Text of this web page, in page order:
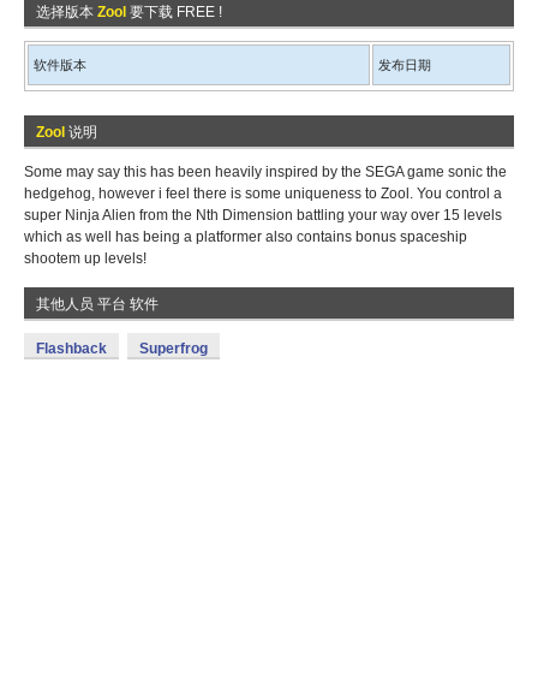
选择版本 Zool 要下载 FREE !
软件版本 发布日期
Zool 说明
Some may say this has been heavily inspired by the SEGA game sonic the
hedgehog, however i feel there is some uniqueness to Zool. You control a
super Ninja Alien from the Nth Dimension battling your way over 15 levels
which as well has being a platformer also contains bonus spaceship
shootem up levels!
其他人员 平台 软件
Flashback Superfrog